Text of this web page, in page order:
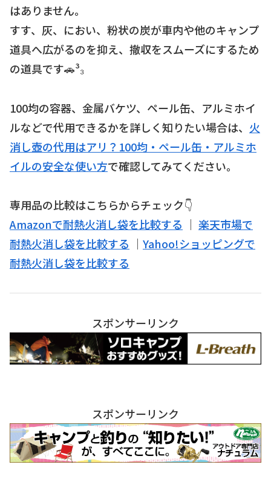
はありません。
すす、灰、におい、粉状の炭が車内や他のキャンプ
道具へ広がるのを抑え、撤収をスムーズにするため
の道具です🚗³₃
100均の容器、金属バケツ、ペール缶、アルミホイ
ルなどで代用できるかを詳しく知りたい場合は、 火
消し壺の代用はアリ？100均・ペール缶・アルミホ
イルの安全な使い方で確認してみてください。
専用品の比較はこちらからチェック👇
Amazonで耐熱火消し袋を比較する ｜ 楽天市場で
耐熱火消し袋を比較する ｜ Yahoo!ショッピングで
耐熱火消し袋を比較する
スポンサーリンク
スポンサーリンク